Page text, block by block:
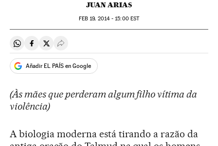
JUAN ARIAS
FEB 19, 2014 - 15:00EST
Compartir en Whatsapp
Compartir en Facebook
Compartir en Twitter
Desplegar Redes Sociales
Añadir EL PAÍS en Google
(Às mães que perderam algum filho vítima da
violência)
A biologia moderna está tirando a razão da